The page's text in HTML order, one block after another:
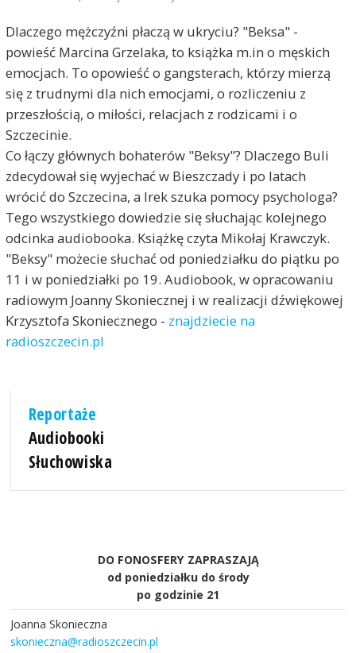
Dlaczego mężczyźni płaczą w ukryciu? "Beksa" -
powieść Marcina Grzelaka, to książka m.in o męskich
emocjach. To opowieść o gangsterach, którzy mierzą
się z trudnymi dla nich emocjami, o rozliczeniu z
przeszłością, o miłości, relacjach z rodzicami i o
Szczecinie.
Co łączy głównych bohaterów "Beksy"? Dlaczego Buli
zdecydował się wyjechać w Bieszczady i po latach
wrócić do Szczecina, a Irek szuka pomocy psychologa?
Tego wszystkiego dowiedzie się słuchając kolejnego
odcinka audiobooka. Książkę czyta Mikołaj Krawczyk.
"Beksy" możecie słuchać od poniedziałku do piątku po
11 i w poniedziałki po 19. Audiobook, w opracowaniu
radiowym Joanny Skoniecznej i w realizacji dźwiękowej
Krzysztofa Skoniecznego - znajdziecie na
radioszczecin.pl
Reportaże
Audiobooki
Słuchowiska
DO FONOSFERY ZAPRASZAJĄ
od poniedziałku do środy
po godzinie 21
Joanna Skonieczna
skonieczna@radioszczecin.pl